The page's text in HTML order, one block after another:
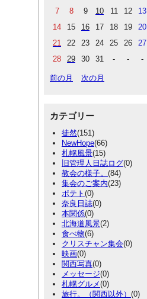
7
8 9 10 11 12
13
14
15 16 17 18 19
20
21
22 23 24 25 26
27
28
29 30 31 - - -
前の月 次の月
カテゴリー
徒然(151)
NewHope(66)
札幌風景(15)
旧管理人日誌ログ(0)
教会の様子。 (84)
集会のご案内(23)
ポテト (0)
奈良日誌(0)
本関係(0)
北海道風景(2)
食べ物(6)
クリスチャン集会(0)
映画(0)
関西写真(0)
メッセージ(0)
札幌グルメ(0)
旅行。（関西以外） (0)